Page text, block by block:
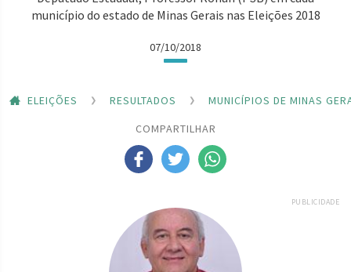
município do estado de Minas Gerais nas Eleições 2018
07/10/2018
ELEIÇÕES RESULTADOS
MUNICÍPIOS DE MINAS
COMPARTILHAR
PUBLICIDADE